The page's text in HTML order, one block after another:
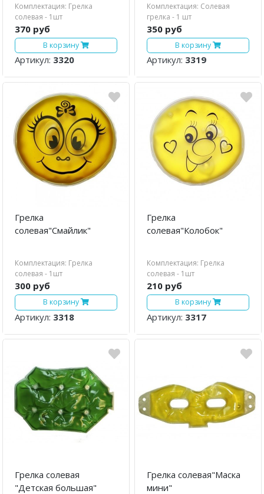
Комплектация: Грелка
солевая - 1шт
370 руб
В корзину
Артикул: 3320
Комплектация: Cолевая
грелка - 1 шт
350 руб
В корзину
Артикул: 3319
Грелка
солевая"Смайлик"
Комплектация: Грелка
солевая - 1шт
300 руб
В корзину
Артикул: 3318
Грелка
солевая"Колобок"
Комплектация: Грелка
солевая - 1шт
210 руб
В корзину
Артикул: 3317
Грелка солевая
"Детская большая"
Грелка солевая"Маска
мини"